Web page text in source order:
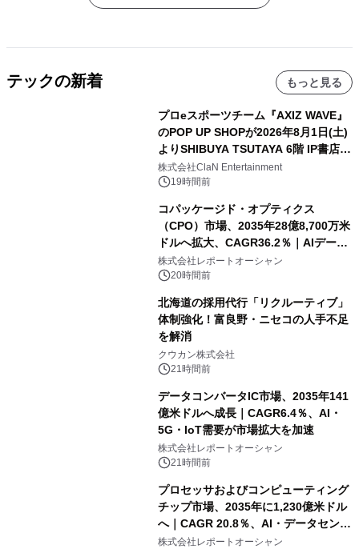
テックの新着 もっと見る
プロeスポーツチーム『AXIZ WAVE』
のPOP UP SHOPが2026年8月1日(土)
よりSHIBUYA TSUTAYA 6階 IP書店で
開催決定！！
株式会社ClaN Entertainment
19時間前
コパッケージド・オプティクス
（CPO）市場、2035年28億8,700万米
ドルへ拡大、CAGR36.2％｜AIデータ
センター・高速光通信需要が成長を加
速
株式会社レポートオーシャン
20時間前
北海道の採用代行「リクルーティブ」
体制強化！富良野・ニセコの人手不足
を解消
クウカン株式会社
21時間前
データコンバータIC市場、2035年141
億米ドルへ成長｜CAGR6.4％、AI・
5G・IoT需要が市場拡大を加速
株式会社レポートオーシャン
21時間前
プロセッサおよびコンピューティング
チップ市場、2035年に1,230億米ドル
へ｜CAGR 20.8％、AI・データセンタ
ー需要が成長を牽引
株式会社レポートオーシャン